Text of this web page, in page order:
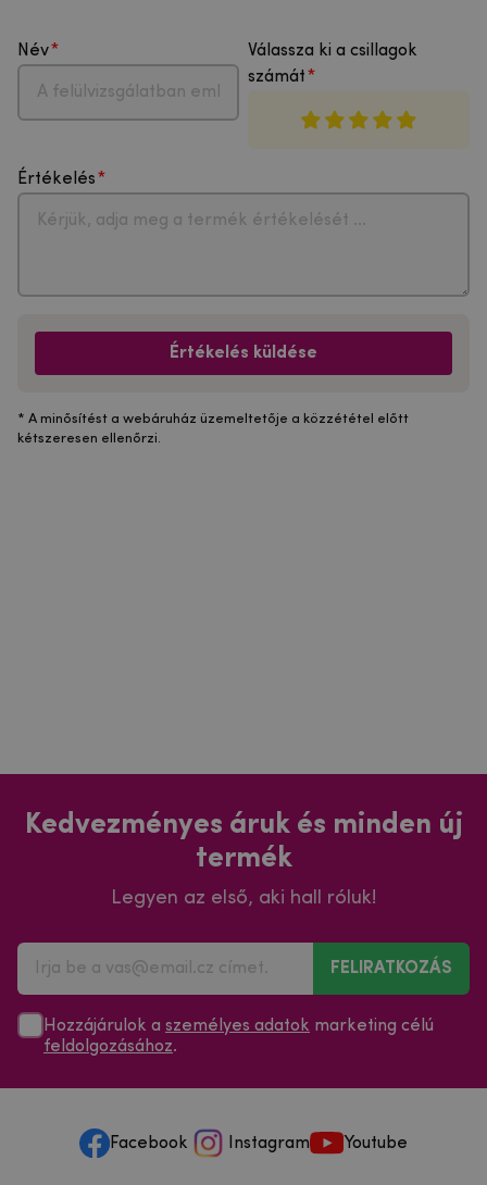
Név
Válassza ki a csillagok
számát
Értékelés
Értékelés küldése
* A minősítést a webáruház üzemeltetője a közzététel előtt
kétszeresen ellenőrzi.
Kedvezményes áruk és minden új
termék
Legyen az első, aki hall róluk!
FELIRATKOZÁS
Hozzájárulok a személyes adatok marketing célú
feldolgozásához.
Facebook Instagram Youtube